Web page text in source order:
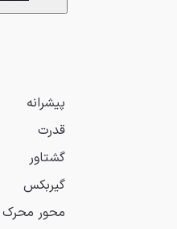
پیشرانه
قدرت
گشتاور
گیربکس
محور محرک